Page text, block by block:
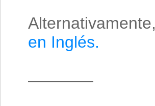
Alternativamente,
en Inglés.
————